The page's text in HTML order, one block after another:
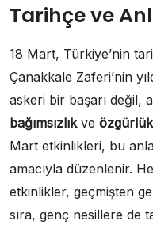
Tarihçe ve
18 Mart, Türkiye’nin
Çanakkale Zaferi’nin
askeri bir başarı değil,
bağımsızlıkve özgürlük
Mart etkinlikleri, bu
amacıyla düzenlenir.
etkinlikler, geçmişten
sıra, genç nesillere de